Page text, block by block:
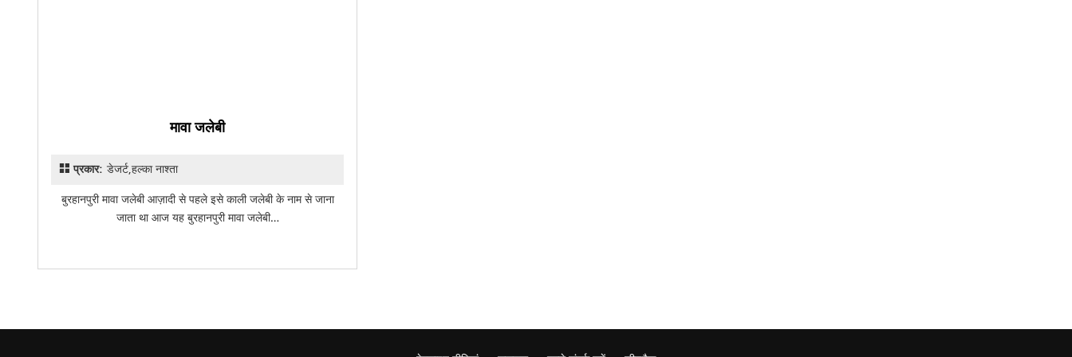
मावा जलेबी
प्रकार:डेजर्ट,हल्का नाश्ता
बुरहानपुरी मावा जलेबी आज़ादी से पहले इसे काली जलेबी के नाम से जाना
जाता था आज यह बुरहानपुरी मावा जलेबी…